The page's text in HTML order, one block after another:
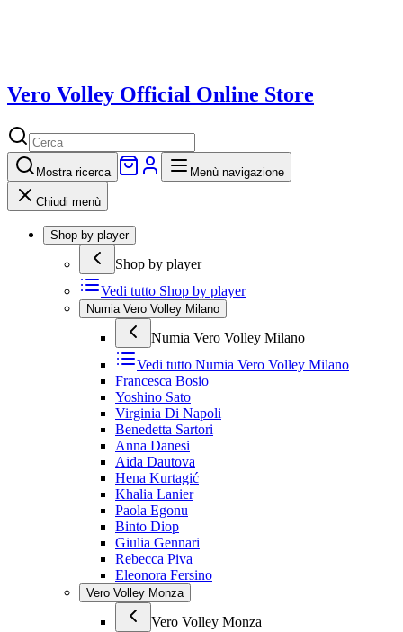
Vero Volley Official Online Store
Mostra ricerca Menù navigazione
Chiudi menù
Shop by player
Shop by player
Vedi tutto Shop by player
Numia Vero Volley Milano
Numia Vero Volley Milano
Vedi tutto Numia Vero Volley Milano
Francesca Bosio
Yoshino Sato
Virginia Di Napoli
Benedetta Sartori
Anna Danesi
Aida Dautova
Hena Kurtagić
Khalia Lanier
Paola Egonu
Binto Diop
Giulia Gennari
Rebecca Piva
Eleonora Fersino
Vero Volley Monza
Vero Volley Monza